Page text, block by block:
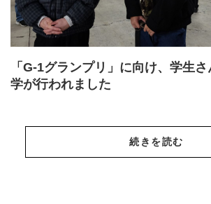
「G-1グランプリ」に向け、学生
学が行われました
続きを読む